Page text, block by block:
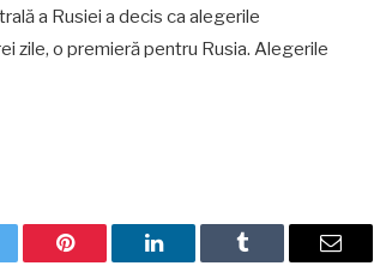
a Rusiei a decis ca alegerile
zile, o premieră pentru Rusia. Alegerile
Pinterest LinkedIn Tumblr Email